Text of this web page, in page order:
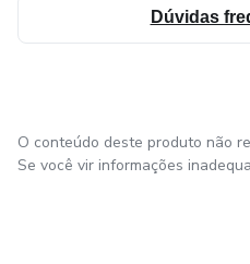
Dúvidas
O conteúdo deste produto não
Se você vir informações